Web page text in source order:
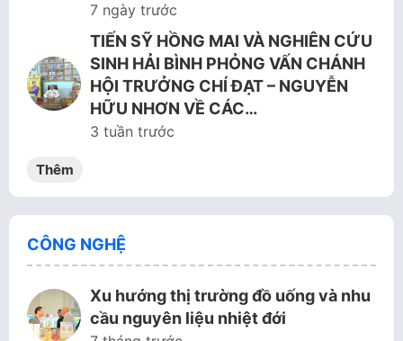
7 ngày trước
TIẾN SỸ HỒNG MAI VÀ NGHIÊN CỨU
SINH HẢI BÌNH PHỎNG VẤN CHÁNH
HỘI TRƯỞNG CHÍ ĐẠT – NGUYỄN
HỮU NHƠN VỀ CÁC…
3 tuần trước
Thêm
CÔNG NGHỆ
Xu hướng thị trường đồ uống và nhu
cầu nguyên liệu nhiệt đới